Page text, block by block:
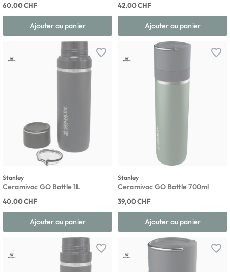
60,00 CHF
Ajouter au panier
42,00 CHF
Ajouter au panier
favorite_border
Stanley
Ceramivac GO Bottle 1L
40,00 CHF
Ajouter au panier
favorite_border
Stanley
Ceramivac GO Bottle 700ml
39,00 CHF
Ajouter au panier
favorite_border favorite_border